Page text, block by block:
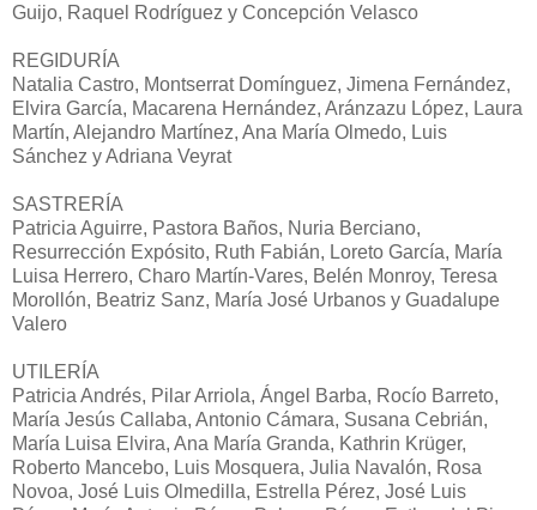
Guijo, Raquel Rodríguez y Concepción Velasco
REGIDURÍA
Natalia Castro, Montserrat Domínguez, Jimena Fernández,
Elvira García, Macarena Hernández, Aránzazu López, Laura
Martín, Alejandro Martínez, Ana María Olmedo, Luis
Sánchez y Adriana Veyrat
SASTRERÍA
Patricia Aguirre, Pastora Baños, Nuria Berciano,
Resurrección Expósito, Ruth Fabián, Loreto García, María
Luisa Herrero, Charo Martín-Vares, Belén Monroy, Teresa
Morollón, Beatriz Sanz, María José Urbanos y Guadalupe
Valero
UTILERÍA
Patricia Andrés, Pilar Arriola, Ángel Barba, Rocío Barreto,
María Jesús Callaba, Antonio Cámara, Susana Cebrián,
María Luisa Elvira, Ana María Granda, Kathrin Krüger,
Roberto Mancebo, Luis Mosquera, Julia Navalón, Rosa
Novoa, José Luis Olmedilla, Estrella Pérez, José Luis